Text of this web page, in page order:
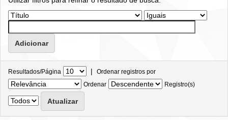
Resultados/Página | Ordenar registros por
Ordenar
Registro(s)